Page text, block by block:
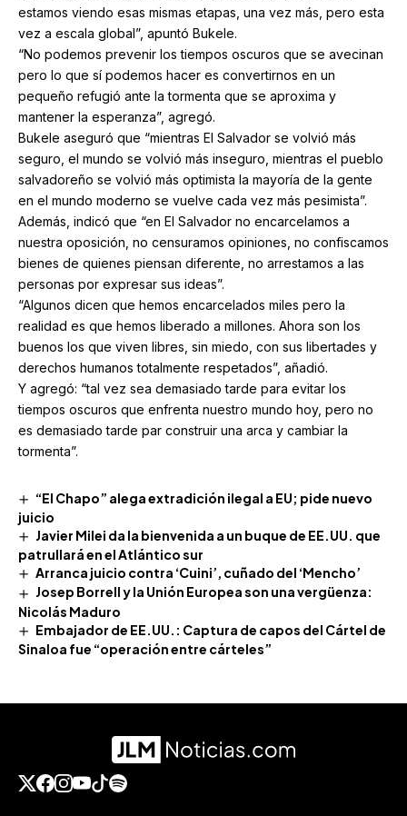
estamos viendo esas mismas etapas, una vez más, pero esta
vez a escala global”, apuntó Bukele.
“No podemos prevenir los tiempos oscuros que se avecinan
pero lo que sí podemos hacer es convertirnos en un
pequeño refugió ante la tormenta que se aproxima y
mantener la esperanza”, agregó.
Bukele aseguró que “mientras El Salvador se volvió más
seguro, el mundo se volvió más inseguro, mientras el pueblo
salvadoreño se volvió más optimista la mayoría de la gente
en el mundo moderno se vuelve cada vez más pesimista”.
Además, indicó que “en El Salvador no encarcelamos a
nuestra oposición, no censuramos opiniones, no confiscamos
bienes de quienes piensan diferente, no arrestamos a las
personas por expresar sus ideas”.
“Algunos dicen que hemos encarcelados miles pero la
realidad es que hemos liberado a millones. Ahora son los
buenos los que viven libres, sin miedo, con sus libertades y
derechos humanos totalmente respetados”, añadió.
Y agregó: “tal vez sea demasiado tarde para evitar los
tiempos oscuros que enfrenta nuestro mundo hoy, pero no
es demasiado tarde par construir una arca y cambiar la
tormenta”.
“El Chapo” alega extradición ilegal a EU; pide nuevo
juicio
Javier Milei da la bienvenida a un buque de EE.UU. que
patrullará en el Atlántico sur
Arranca juicio contra ‘Cuini’, cuñado del ‘Mencho’
Josep Borrell y la Unión Europea son una vergüenza:
Nicolás Maduro
Embajador de EE.UU.: Captura de capos del Cártel de
Sinaloa fue “operación entre cárteles”